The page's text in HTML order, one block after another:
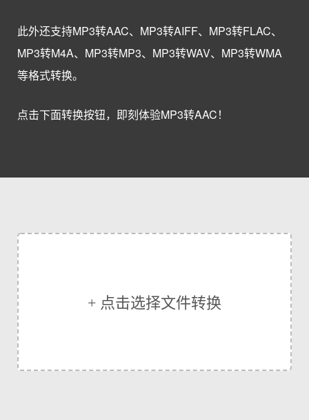
此外还支持MP3转AAC、MP3转AIFF、MP3转FLAC、
MP3转M4A、MP3转MP3、MP3转WAV、MP3转WMA
等格式转换。
点击下面转换按钮，即刻体验MP3转AAC！
+ 点击选择文件转换